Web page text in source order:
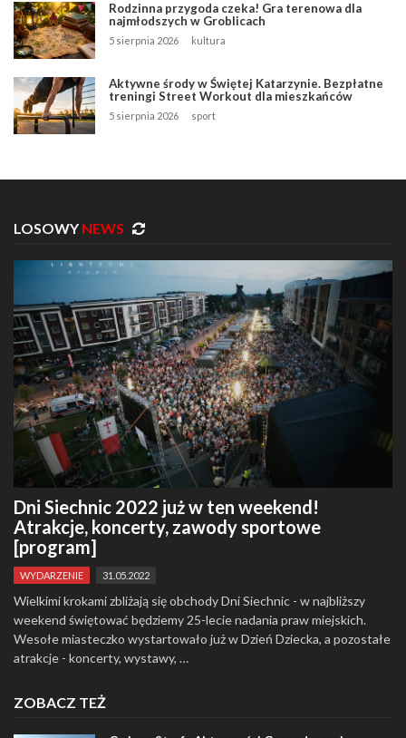
Rodzinna przygoda czeka! Gra terenowa dla
najmłodszych w Groblicach
5 sierpnia 2026 kultura
Aktywne środy w Świętej Katarzynie. Bezpłatne
treningi Street Workout dla mieszkańców
5 sierpnia 2026 sport
LOSOWY NEWS
Dni Siechnic 2022 już w ten weekend!
Atrakcje, koncerty, zawody sportowe
[program]
WYDARZENIE 31.05.2022
Wielkimi krokami zbliżają się obchody Dni Siechnic - w najbliższy
weekend świętować będziemy 25-lecie nadania praw miejskich.
Wesołe miasteczko wystartowało już w Dzień Dziecka, a pozostałe
atrakcje - koncerty, wystawy, …
ZOBACZ TEŻ